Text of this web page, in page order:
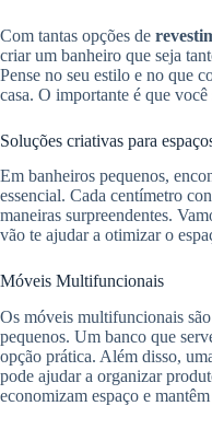
Com tantas opções de
criar um banheiro que seja
Pense no seu estilo e no que
casa. O importante é que
Soluções criativas para
Em banheiros pequenos,
essencial. Cada centímetro
maneiras surpreendentes.
vão te ajudar a otimizar o
Móveis Multifuncionais
Os móveis multifuncionais
pequenos. Um banco que
opção prática. Além disso,
pode ajudar a organizar
economizam espaço e